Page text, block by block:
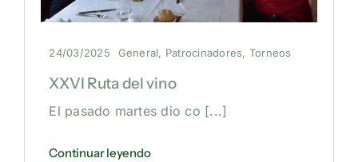
24/03/2025 General, Patrocinadores, Torneos
XXVI Ruta del vino
El pasado martes dio co [...]
Continuar leyendo